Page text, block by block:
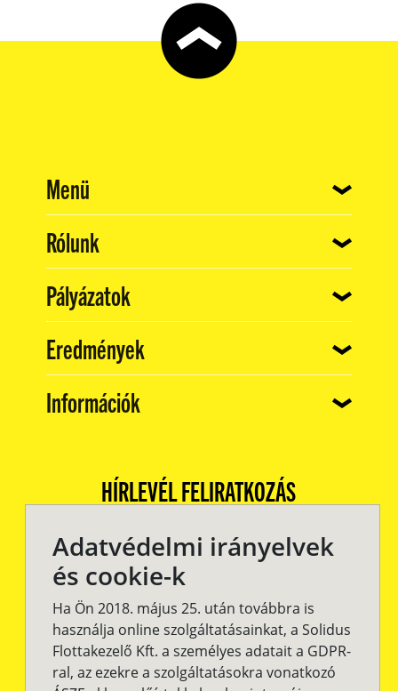
Adatvédelmi irányelvek
és cookie-k
Ha Ön 2018. május 25. után továbbra is
használja online szolgáltatásainkat, a Solidus
Flottakezelő Kft. a személyes adatait a GDPR-
ral, az ezekre a szolgáltatásokra vonatkozó
Menü
Rólunk
Pályázatok
Eredmények
Információk
HÍRLEVÉL FELIRATKOZÁS